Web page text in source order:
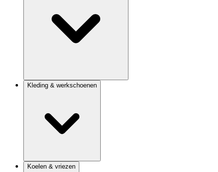
Kleding & werkschoenen
Koelen & vriezen